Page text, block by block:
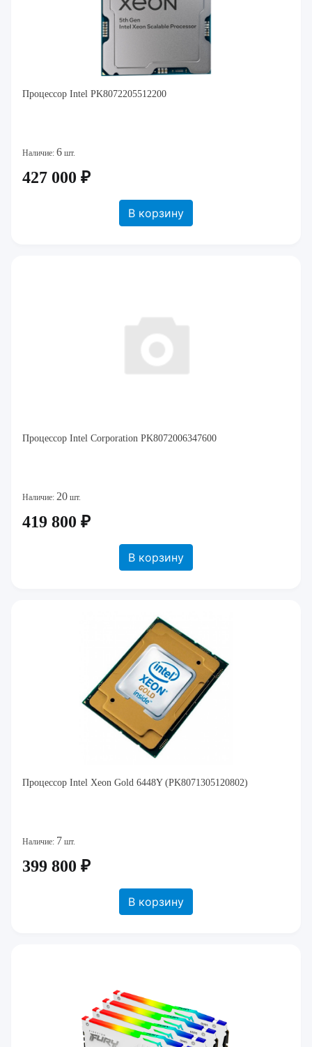
Процессор Intel PK8072205512200
Наличие: 6 шт.
427 000 ₽
В корзину
Процессор Intel Corporation PK8072006347600
Наличие: 20 шт.
419 800 ₽
В корзину
Процессор Intel Xeon Gold 6448Y (PK8071305120802)
Наличие: 7 шт.
399 800 ₽
В корзину